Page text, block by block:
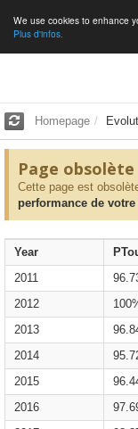
We use cookies to enhance
Plus d'infos.
Homepage
Page obsolète
Cette page est
performance de
Year
2011
2012
2013
2014
2015
2016